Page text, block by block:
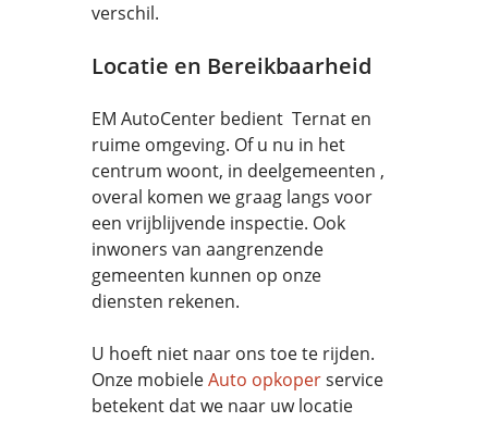
verschil.
Locatie en Bereikbaarheid
EM AutoCenter bedient Ternat en
ruime omgeving. Of u nu in het
centrum woont, in deelgemeenten ,
overal komen we graag langs voor
een vrijblijvende inspectie. Ook
inwoners van aangrenzende
gemeenten kunnen op onze
diensten rekenen.
U hoeft niet naar ons toe te rijden.
Onze mobieleAuto opkoperservice
betekent dat we naar uw locatie